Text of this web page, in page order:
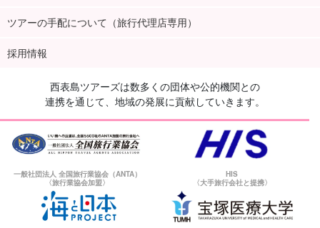
ツアーの手配について（旅行代理店専用）
採用情報
西表島ツアーズは数多くの団体や公的機関との
連携を通じて、地域の発展に貢献していきます。
一般社団法人 全国旅行業協会（ANTA）
〈旅行業協会加盟〉
HIS
〈大手旅行会社と提携〉